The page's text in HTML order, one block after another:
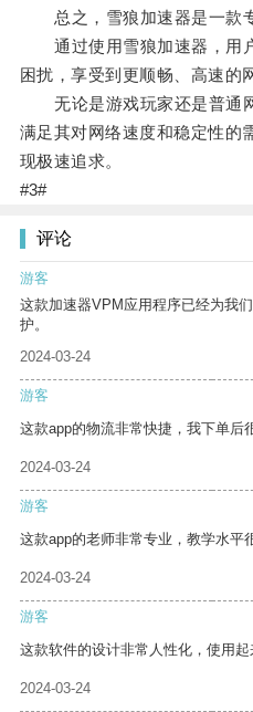
总之，雪狼加速器是一款专
通过使用雪狼加速器，用
困扰，享受到更顺畅、高速的
无论是游戏玩家还是普通
满足其对网络速度和稳定性的
现极速追求。
#3#
评论
游客
这款加速器VPM应用程序已经为我
护。
2024-03-24
游客
这款app的物流非常快捷，我下单后
2024-03-24
游客
这款app的老师非常专业，教学水平
2024-03-24
游客
这款软件的设计非常人性化，使用起
2024-03-24